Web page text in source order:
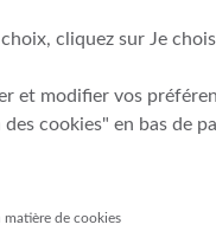
cliquez sur Je
et modifier vos
cookies" en bas de
de cookies